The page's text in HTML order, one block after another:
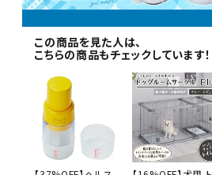
この商品を見た人は、
こちらの商品もチェックしています！